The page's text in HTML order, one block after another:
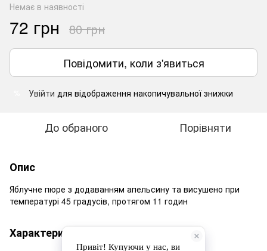
Немає в наявності
72 грн 80 грн
Повідомити, коли з'явиться
Увійти для відображення накопичувальної знижки
До обраного Порівняти
Опис
Яблучне пюре з додаванням апельсину та висушено при
температурі 45 градусів, протягом 11 годин
Характеристики